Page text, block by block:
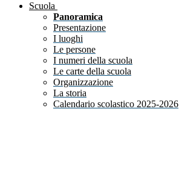
Scuola
Panoramica
Presentazione
I luoghi
Le persone
I numeri della scuola
Le carte della scuola
Organizzazione
La storia
Calendario scolastico 2025-2026